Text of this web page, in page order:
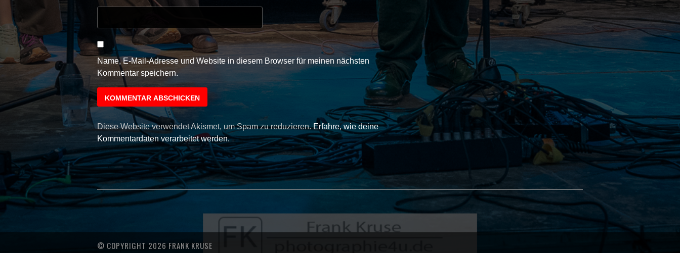
Name, E-Mail-Adresse und Website in diesem Browser für meinen nächsten
Kommentar speichern.
Diese Website verwendet Akismet, um Spam zu reduzieren.Erfahre, wie deine
Kommentardaten verarbeitet werden.
© COPYRIGHT 2026 FRANK KRUSE